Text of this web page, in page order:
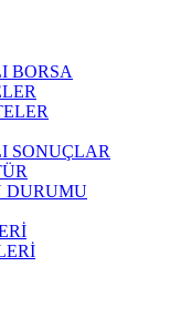
BORSA
SONUÇLAR
DURUMU